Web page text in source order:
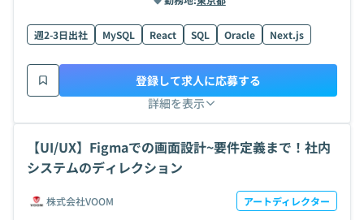
週2-3日出社 MySQL React SQL Oracle Next.js
詳細を表示
登録して求人に応募する
【UI/UX】Figmaでの画面設計~要件定義まで！社内
システムのディレクション
株式会社VOOM アートディレクター